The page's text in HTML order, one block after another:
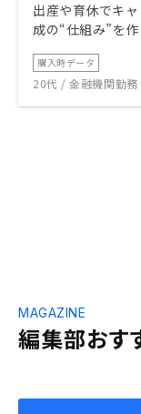
出産や育休でキ
成の“仕組み”を
購入時データ
20代 / 金融機関勤務
編集部おす
MAGAZINE